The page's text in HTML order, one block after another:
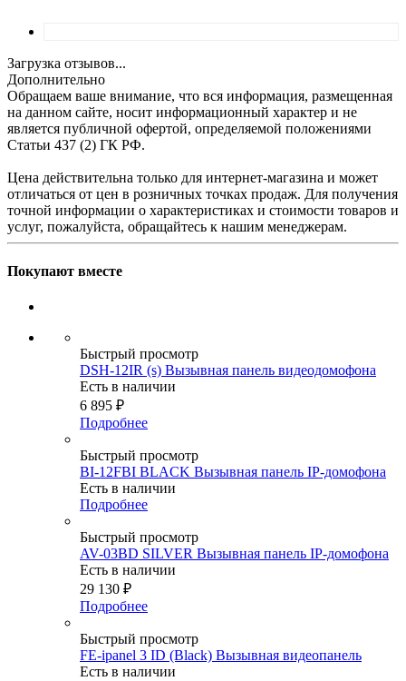
Загрузка отзывов...
Дополнительно
Обращаем ваше внимание, что вся информация, размещенная
на данном сайте, носит информационный характер и не
является публичной офертой, определяемой положениями
Статьи 437 (2) ГК РФ.
Цена действительна только для интернет-магазина и может
отличаться от цен в розничных точках продаж. Для получения
точной информации о характеристиках и стоимости товаров и
услуг, пожалуйста, обращайтесь к нашим менеджерам.
Покупают вместе
Быстрый просмотр
DSH-12IR (s) Вызывная панель видеодомофона
Есть в наличии
6 895 ₽
Подробнее
Быстрый просмотр
BI-12FBI BLACK Вызывная панель IP-домофона
Есть в наличии
Подробнее
Быстрый просмотр
AV-03BD SILVER Вызывная панель IP-домофона
Есть в наличии
29 130 ₽
Подробнее
Быстрый просмотр
FE-ipanel 3 ID (Black) Вызывная видеопанель
Есть в наличии